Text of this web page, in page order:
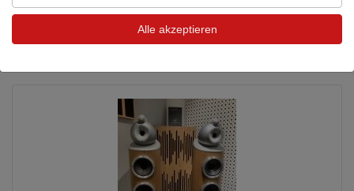
28.07.2026, 18:21
PAARPREIS! Wir sind ein Hifi-Studio in der Freiburger Innenstadt
Alle akzeptieren